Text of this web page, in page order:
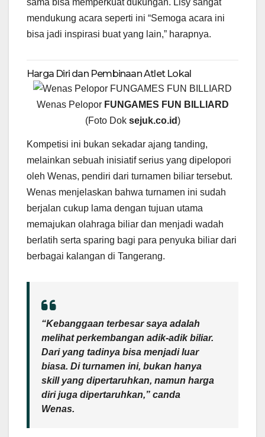
mendukung acara seperti ini “Semoga acara ini
bisa jadi inspirasi buat yang lain,” harapnya.
Harga Diri dan Pembinaan Atlet Lokal
Wenas Pelopor FUNGAMES FUN BILLIARD
(Foto Dok sejuk.co.id)
Kompetisi ini bukan sekadar ajang tanding,
melainkan sebuah inisiatif serius yang dipelopori
oleh Wenas, pendiri dari turnamen biliar tersebut.
Wenas menjelaskan bahwa turnamen ini sudah
berjalan cukup lama dengan tujuan utama
memajukan olahraga biliar dan menjadi wadah
berlatih serta sparing bagi para penyuka biliar dari
berbagai kalangan di Tangerang.
“Kebanggaan terbesar saya adalah
melihat perkembangan adik-adik biliar.
Dari yang tadinya bisa menjadi luar
biasa. Di turnamen ini, bukan hanya
skill yang dipertaruhkan, namun harga
diri juga dipertaruhkan,” canda
Wenas.